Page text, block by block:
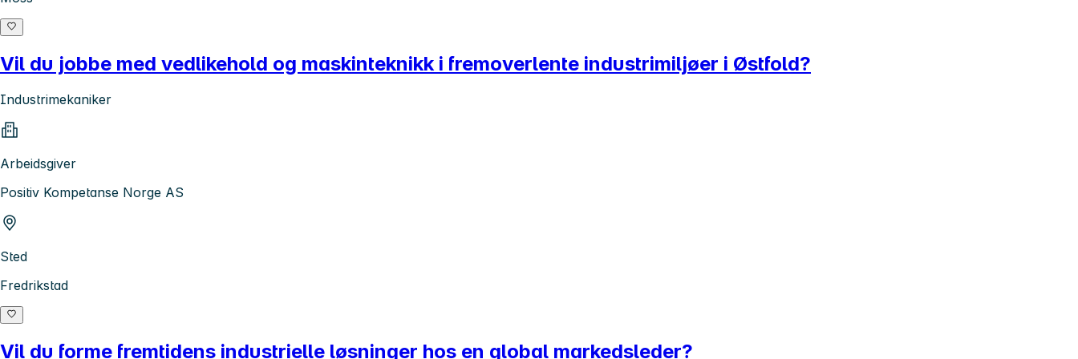
Vil du jobbe med vedlikehold og maskinteknikk i fremoverlente industrimiljøer i Østfold?
Industrimekaniker
Arbeidsgiver
Positiv Kompetanse Norge AS
Sted
Fredrikstad
Vil du forme fremtidens industrielle løsninger hos en global markedsleder?